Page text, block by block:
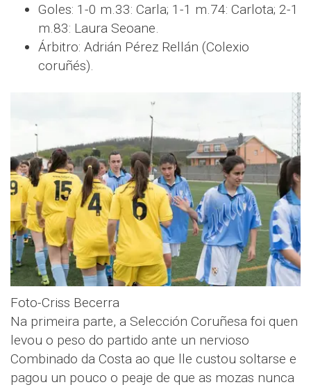
Goles: 1-0 m.33: Carla; 1-1 m.74: Carlota; 2-1
m.83: Laura Seoane.
Árbitro: Adrián Pérez Rellán (Colexio
coruñés).
Foto-Criss Becerra
Na primeira parte, a Selección Coruñesa foi quen
levou o peso do partido ante un nervioso
Combinado da Costa ao que lle custou soltarse e
pagou un pouco o peaje de que as mozas nunca